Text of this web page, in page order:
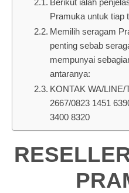
Berikut ialah
Pramuka untuk tiap
Memilih seragam
penting sebab
mempunyai
antaranya:
KONTAK WA/LINE/
2667/0823 1451
3400 8320